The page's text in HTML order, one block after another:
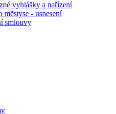
vyhlášky a nařízení
městyse - usnesení
smlouvy